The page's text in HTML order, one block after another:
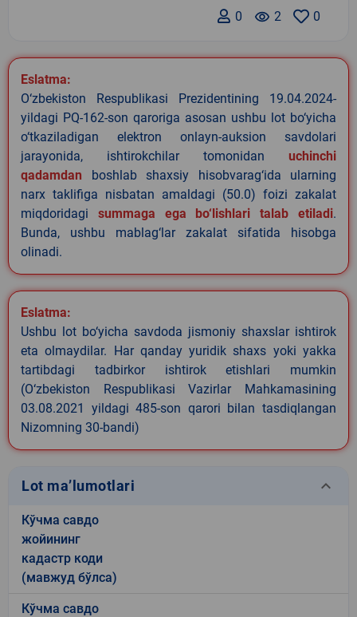
0
remove_red_eye 2
0
Eslatma:
O‘zbekiston Respublikasi Prezidentining 19.04.2024-
yildagi PQ-162-son qaroriga asosan ushbu lot bo‘yicha
o‘tkaziladigan elektron onlayn-auksion savdolari
jarayonida, ishtirokchilar tomonidan uchinchi
qadamdan boshlab shaxsiy hisobvarag‘ida ularning
narx taklifiga nisbatan amaldagi (50.0) foizi zakalat
miqdoridagi summaga ega bo‘lishlari talab etiladi.
Bunda, ushbu mablag‘lar zakalat sifatida hisobga
olinadi.
Eslatma:
Ushbu lot bo‘yicha savdoda jismoniy shaxslar ishtirok
eta olmaydilar. Har qanday yuridik shaxs yoki yakka
tartibdagi tadbirkor ishtirok etishlari mumkin
(O‘zbekiston Respublikasi Vazirlar Mahkamasining
03.08.2021 yildagi 485-son qarori bilan tasdiqlangan
Nizomning 30-bandi)
Lot ma’lumotlari keyboard_arrow_down
Кўчма савдо
жойининг
кадастр коди
(мавжуд бўлса)
Кўчма савдо